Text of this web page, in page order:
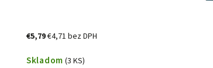
€5,79€4,71 bez DPH
Skladom (3 KS)